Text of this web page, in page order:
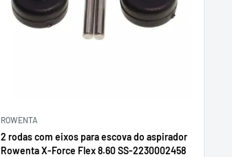
ROWENTA
2 rodas com eixos para escova do aspirador
Rowenta X-Force Flex 8.60 SS-2230002458